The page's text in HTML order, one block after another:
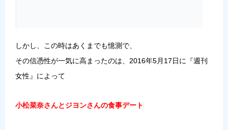
しかし、この時はあくまでも憶測で、
その信憑性が一気に高まったのは、2016年5月17日に『週刊
女性』によって
小松菜奈さんとジヨンさんの食事デート